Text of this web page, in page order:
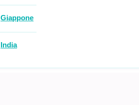
Giappone
India